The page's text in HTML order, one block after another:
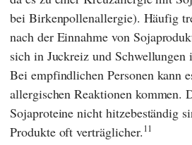
bei Birkenpollenallergie). Häufig
nach der Einnahme von
sich in Juckreiz und Schwellungen
Bei empfindlichen Personen kann
allergischen Reaktionen kommen.
Sojaproteine nicht hitzebeständig
Produkte oft verträglicher.11